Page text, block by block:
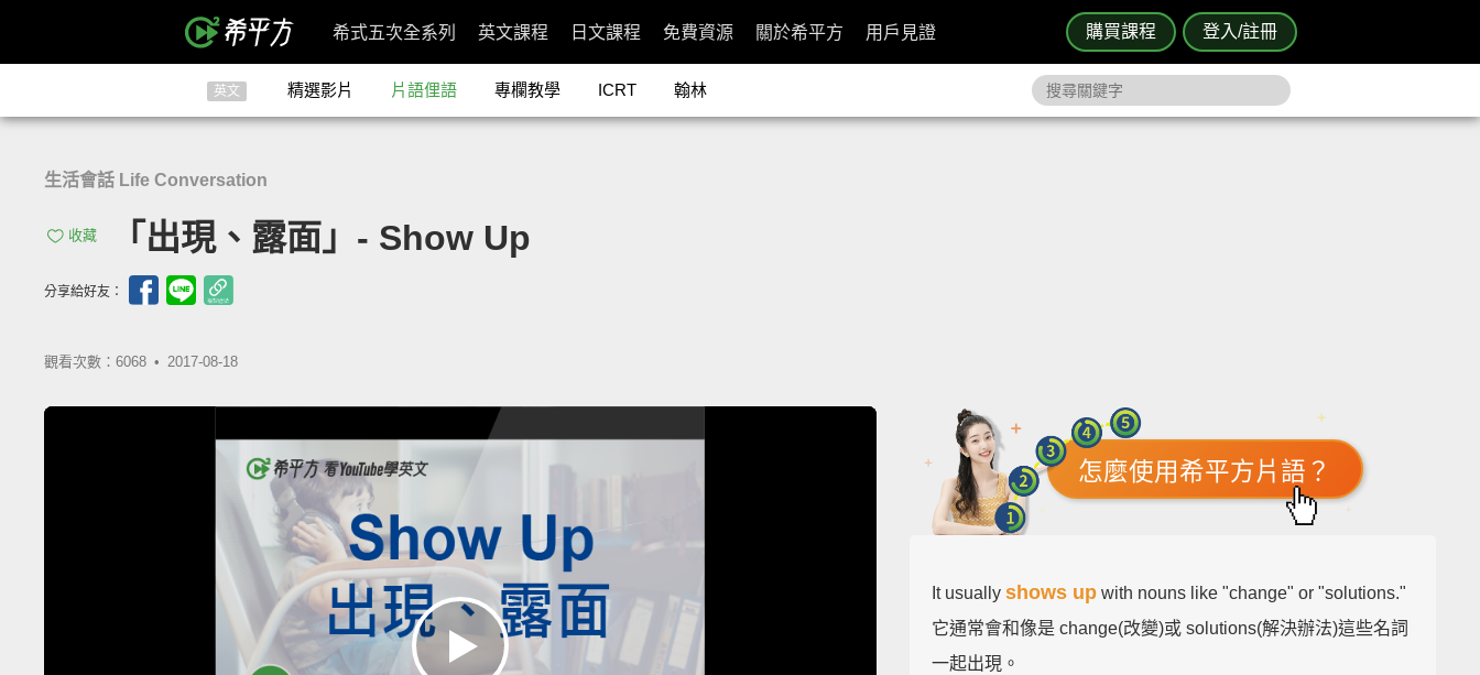
購買課程 登入/註冊
希式五次全系列 英文課程 日文課程 免費資源 關於希平方 用戶見證
英文 精選影片 片語俚語 專欄教學 ICRT 翰林
生活會話 Life Conversation
收藏 「出現、露面」- Show Up
分享給好友：
觀看次數：6068 • 2017-08-18
怎麼使用希平方片語？
It usuallyshows up with nouns like "change" or "solutions."
它通常會和像是 change(改變)或 solutions(解決辦法)這些名詞
一起出現。